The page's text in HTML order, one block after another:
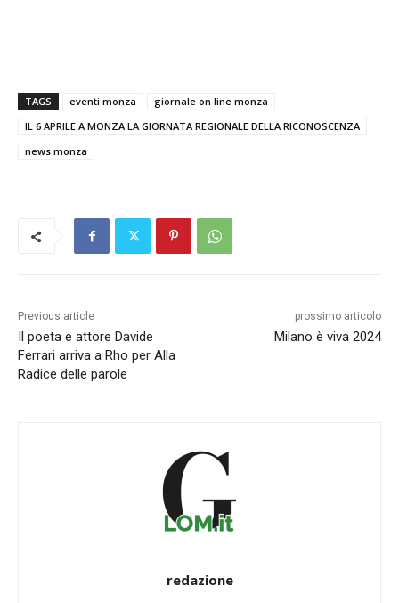
TAGS eventi monza
giornale on line monza
IL 6 APRILE A MONZA LA GIORNATA REGIONALE DELLA RICONOSCENZA
news monza
Previous article
Il poeta e attore Davide
Ferrari arriva a Rho per Alla
Radice delle parole
prossimo articolo
Milano è viva 2024
redazione